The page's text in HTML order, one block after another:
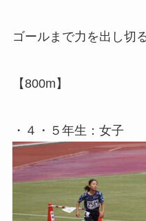
ゴールまで力を出し切
【800m】
・４・５年生：女子